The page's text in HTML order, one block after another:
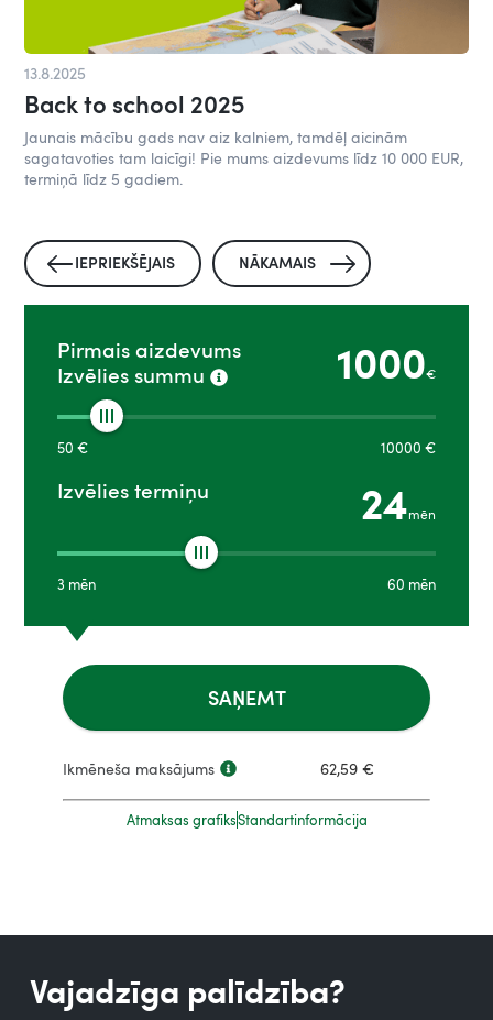
13.8.2025
Back to school 2025
Jaunais mācību gads nav aiz kalniem, tamdēļ aicinām
sagatavoties tam laicīgi! Pie mums aizdevums līdz 10 000 EUR,
termiņā līdz 5 gadiem.
IEPRIEKŠĒJAIS NĀKAMAIS
Pirmais aizdevums
Izvēlies summu
1000€
50 € 10000 €
Izvēlies termiņu 24mēn
3 mēn 60 mēn
SAŅEMT
Ikmēneša maksājums 62,59 €
Atmaksas grafiksStandartinformācija
Vajadzīga palīdzība?